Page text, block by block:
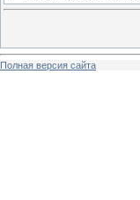
Полная версия сайта